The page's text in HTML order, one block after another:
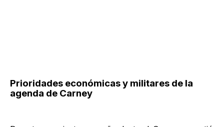
Prioridades económicas y militares de la
agenda de Carney